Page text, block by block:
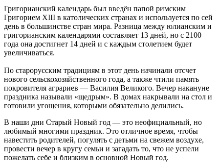
Григорианский календарь был введён папой римским
Григорием XIII в католических странах и используется по сей
день в большинстве стран мира. Разница между юлианским и
григорианским календарями составляет 13 дней, но с 2100
года она достигнет 14 дней и с каждым столетием будет
увеличиваться.
По старорусским традициям в этот день начинали отсчет
нового сельскохозяйственного года, а также чтили память
покровителя аграриев — Василия Великого. Вечер накануне
праздника называли «щедрым». В домах накрывали на стол и
готовили угощения, которыми обязательно делились.
В наши дни Старый Новый год — это неофициальный, но
любимый многими праздник. Это отличное время, чтобы
навестить родителей, погулять с детьми на свежем воздухе,
провести вечер в кругу семьи и загадать то, что не успели
пожелать себе и близким в основной Новый год.